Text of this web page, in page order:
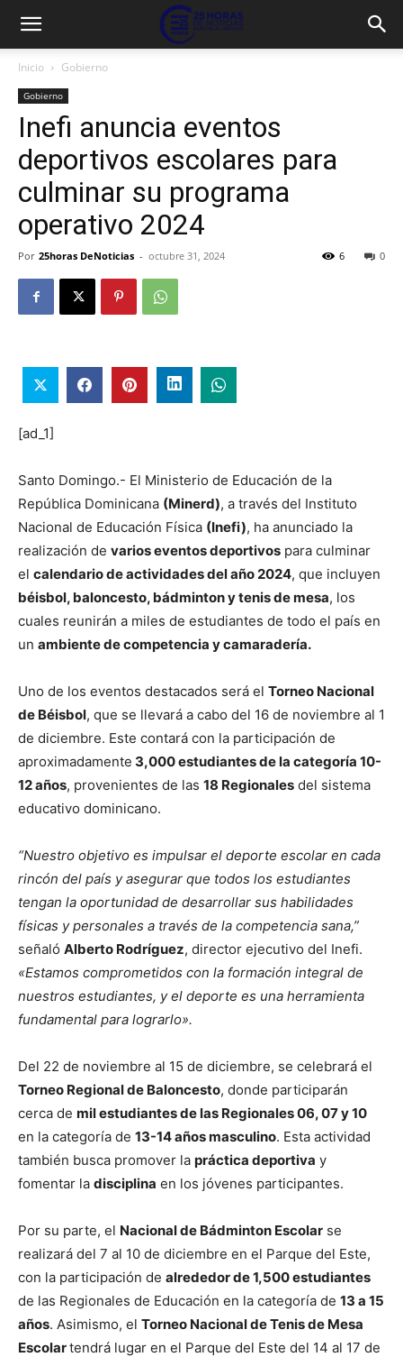
Inicio Gobierno
Gobierno
Inefi anuncia eventos
deportivos escolares para
culminar su programa
operativo 2024
Por 25horas DeNoticias - octubre 31, 2024 0
6
[ad_1]
Santo Domingo.- El Ministerio de Educación de la
República Dominicana (Minerd), a través del Instituto
Nacional de Educación Física (Inefi), ha anunciado la
realización de varios eventos deportivos para culminar
el calendario de actividades del año 2024, que incluyen
béisbol, baloncesto, bádminton y tenis de mesa, los
cuales reunirán a miles de estudiantes de todo el país en
un ambiente de competencia y camaradería.
Uno de los eventos destacados será el Torneo Nacional
de Béisbol, que se llevará a cabo del 16 de noviembre al 1
de diciembre. Este contará con la participación de
aproximadamente 3,000 estudiantes de la categoría 10-
12 años, provenientes de las 18 Regionales del sistema
educativo dominicano.
“Nuestro objetivo es impulsar el deporte escolar en cada
rincón del país y asegurar que todos los estudiantes
tengan la oportunidad de desarrollar sus habilidades
físicas y personales a través de la competencia sana,”
señaló Alberto Rodríguez, director ejecutivo del Inefi.
«Estamos comprometidos con la formación integral de
nuestros estudiantes, y el deporte es una herramienta
fundamental para lograrlo».
Del 22 de noviembre al 15 de diciembre, se celebrará el
Torneo Regional de Baloncesto, donde participarán
cerca de mil estudiantes de las Regionales 06, 07 y 10
en la categoría de 13-14 años masculino. Esta actividad
también busca promover la práctica deportiva y
fomentar la disciplina en los jóvenes participantes.
Por su parte, el Nacional de Bádminton Escolar se
realizará del 7 al 10 de diciembre en el Parque del Este,
con la participación de alrededor de 1,500 estudiantes
de las Regionales de Educación en la categoría de 13 a 15
años. Asimismo, el Torneo Nacional de Tenis de Mesa
Escolartendrá lugar en el Parque del Este del 14 al 17 de